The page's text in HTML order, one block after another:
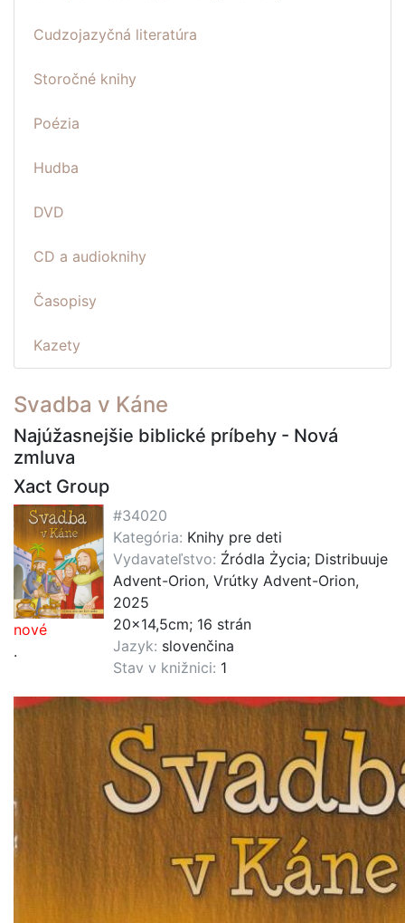
Cudzojazyčná literatúra
Storočné knihy
Poézia
Hudba
DVD
CD a audioknihy
Časopisy
Kazety
Svadba v Káne
Najúžasnejšie biblické príbehy - Nová
zmluva
Xact Group
nové
.
#34020
Kategória: Knihy pre deti
Vydavateľstvo: Źródla Życia; Distribuuje
Advent-Orion, Vrútky Advent-Orion,
2025
20x14,5cm; 16 strán
Jazyk: slovenčina
Stav v knižnici: 1